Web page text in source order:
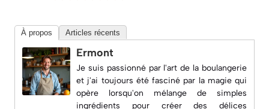
À propos Articles récents
Ermont
Je suis passionné par l'art de la boulangerie
et j'ai toujours été fasciné par la magie qui
opère lorsqu'on mélange de simples
ingrédients pour créer des délices